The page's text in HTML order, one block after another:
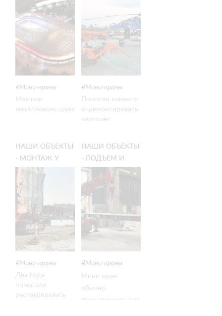
(«ДИНАМО»)
Мини-краны
Монтаж
металлоконструкций
ПОЛУОСТРОВЕ:
СРОЧНЫЙ
РЕМОНТ
ВЕРТОЛЁТА В
ТАЙГЕ
Мини-краны
Помогли клиенту
отремонтировать
вертолёт
полуострова —
без долгой и
затратной
транспортировки
машины в город.
НАШИ ОБЪЕКТЫ
- МОНТАЖ У
НЕВЫ: ПЕРВАЯ В
ИСТОРИИ
РЕСТАВРАЦИЯ
ПЕТРОПАВЛОВСКОЙ
КРЕПОСТИ
Мини-краны
Два года
помогали
реставрировать
НАШИ ОБЪЕКТЫ
- ПОДЪЕМ И
ПЕРЕМЕЩЕНИЕ
ГРУЗОВ МИНИ-
КРАНОМ:
МОНТАЖ НА
ОБЪЕКТЕ В
МОСКВЕ
Мини-краны
Мини-кран
обычно
предназначен для